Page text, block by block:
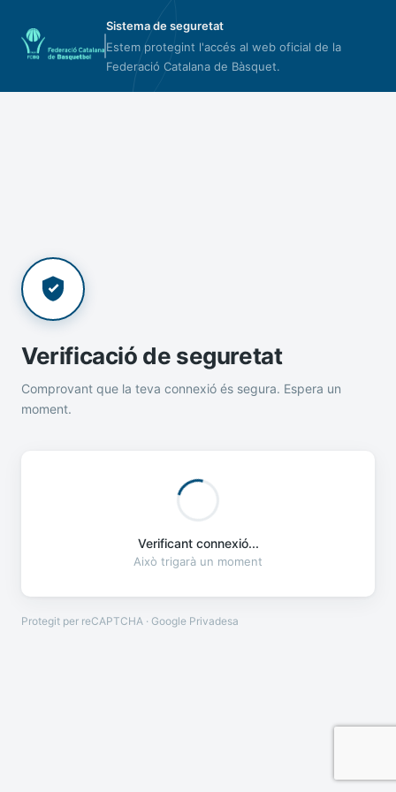
Sistema de seguretat
Estem protegint l'accés al web oficial de la
Federació Catalana de Bàsquet.
Verificació de seguretat
Comprovant que la teva connexió és segura. Espera un
moment.
Verificant connexió...
Això trigarà un moment
Protegit per reCAPTCHA · Google Privadesa